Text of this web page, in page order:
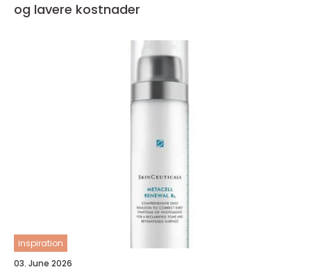
og lavere kostnader
inspiration
03. June 2026